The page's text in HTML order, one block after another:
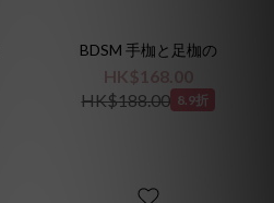
BDSM 手枷と足枷の
HK$168.00
HK$188.00 8.9折